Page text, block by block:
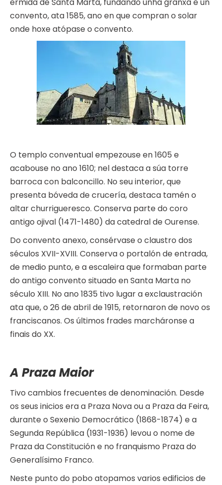
ermida de Santa Marta, fundando unha granxa e un
convento, ata 1585, ano en que compran o solar
onde hoxe atópase o convento.
O templo conventual empezouse en 1605 e
acabouse no ano 1610; nel destaca a súa torre
barroca con balconcillo. No seu interior, que
presenta bóveda de crucería, destaca tamén o
altar churrigueresco. Conserva parte do coro
antigo ojival (1471-1480) da catedral de Ourense.
Do convento anexo, consérvase o claustro dos
séculos XVII-XVIII. Conserva o portalón de entrada,
de medio punto, e a escaleira que formaban parte
do antigo convento situado en Santa Marta no
século XIII. No ano 1835 tivo lugar a exclaustración
ata que, o 26 de abril de 1915, retornaron de novo os
franciscanos. Os últimos frades marcháronse a
finais do XX.
A Praza Maior
Tivo cambios frecuentes de denominación. Desde
os seus inicios era a Praza Nova ou a Praza da Feira,
durante o Sexenio Democrático (1868-1874) e a
Segunda República (1931-1936) levou o nome de
Praza da Constitución e no franquismo Praza do
Generalísimo Franco.
Neste punto do pobo atopamos varios edificios de